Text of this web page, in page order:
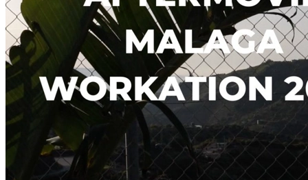
Prinsjesdag
Samenwerken
Technologie & Innovatie
Toekomst van werk
Trendwatchers
WK & EK Voetbal
Zorg